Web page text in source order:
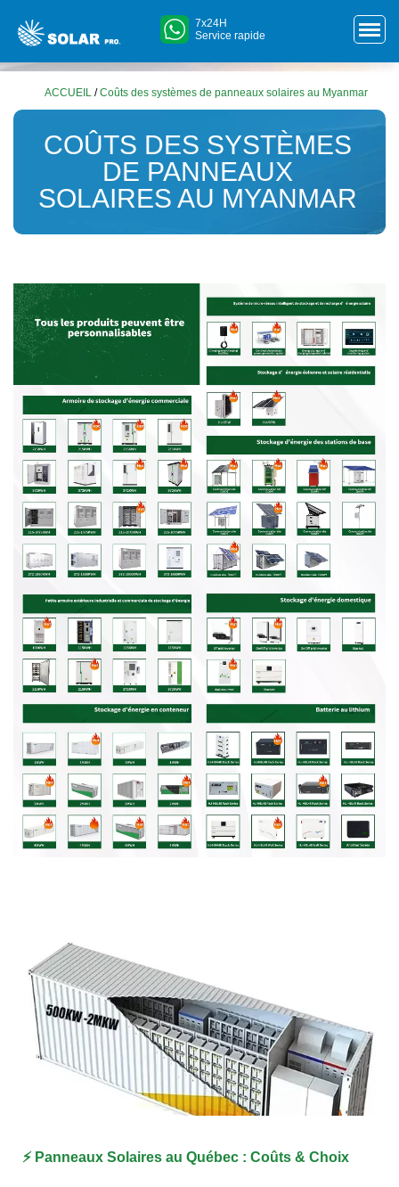
7x24H
Service rapide
ACCUEIL /Coûts des systèmes de panneaux solaires au Myanmar
COÛTS DES SYSTÈMES
DE PANNEAUX
SOLAIRES AU MYANMAR
⚡️ Panneaux Solaires au Québec : Coûts & Choix